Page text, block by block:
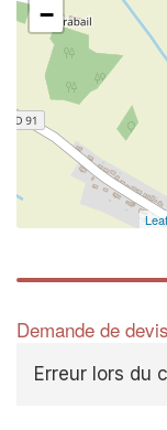
−
Demande de
Erreur lors du